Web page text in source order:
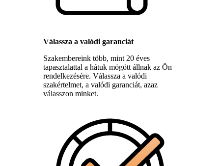
Válassza a valódi garanciát
Szakembereink több, mint 20 éves
tapasztalattal a hátuk mögött állnak az Ön
rendelkezésére. Válassza a valódi
szakértelmet, a valódi garanciát, azaz
válasszon minket.